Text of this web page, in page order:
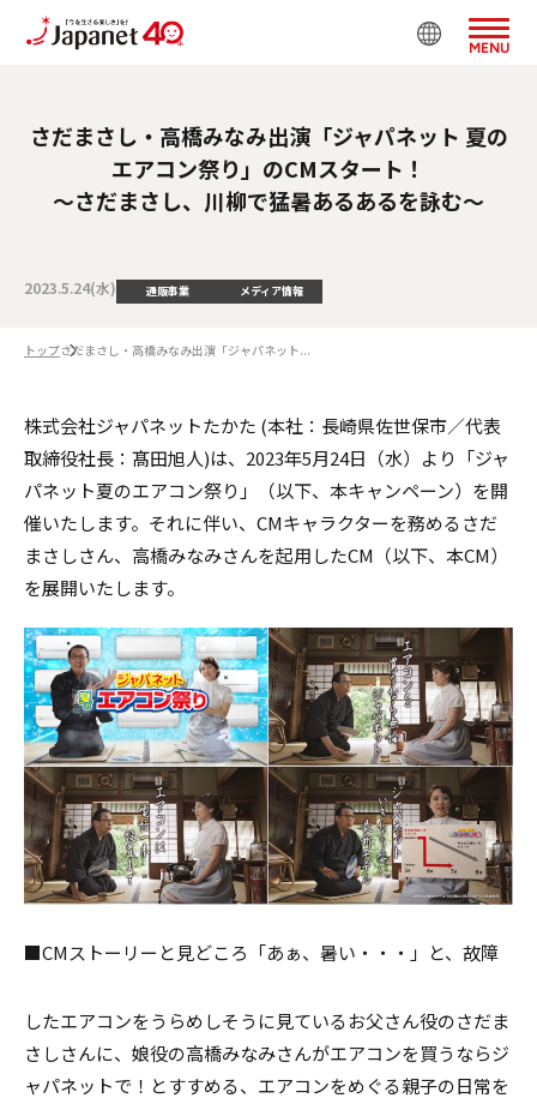
MENU
さだまさし・高橋みなみ出演「ジャパネット 夏の
エアコン祭り」のCMスタート！
～さだまさし、川柳で猛暑あるあるを詠む～
2023.5.24(水) 通販事業 メディア情報
トップさだまさし・高橋みなみ出演「ジャパネット...
株式会社ジャパネットたかた (本社：長崎県佐世保市／代表
取締役社長：髙田旭人)は、2023年5月24日（水）より「ジャ
パネット夏のエアコン祭り」（以下、本キャンペーン）を開
催いたします。それに伴い、CMキャラクターを務めるさだ
まさしさん、高橋みなみさんを起用したCM（以下、本CM）
を展開いたします。
■CMストーリーと見どころ 「あぁ、暑い・・・」と、故障
したエアコンをうらめしそうに見ているお父さん役のさだま
さしさんに、娘役の高橋みなみさんがエアコンを買うならジ
ャパネットで！とすすめる、エアコンをめぐる親子の日常を